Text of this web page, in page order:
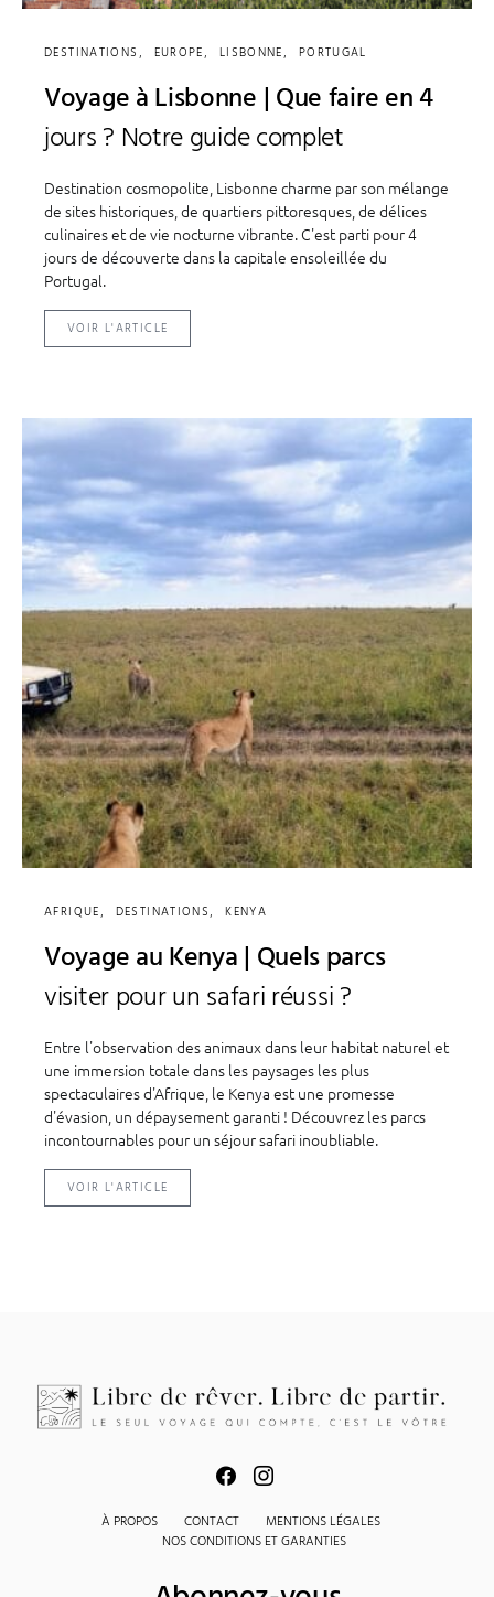
DESTINATIONS EUROPE LISBONNE PORTUGAL
Voyage à Lisbonne | Que faire en 4
jours ? Notre guide complet
Destination cosmopolite, Lisbonne charme par son mélange
de sites historiques, de quartiers pittoresques, de délices
culinaires et de vie nocturne vibrante. C'est parti pour 4
jours de découverte dans la capitale ensoleillée du
Portugal.
VOIR L'ARTICLE
AFRIQUE DESTINATIONS KENYA
Voyage au Kenya | Quels parcs
visiter pour un safari réussi ?
Entre l'observation des animaux dans leur habitat naturel et
une immersion totale dans les paysages les plus
spectaculaires d'Afrique, le Kenya est une promesse
d'évasion, un dépaysement garanti ! Découvrez les parcs
incontournables pour un séjour safari inoubliable.
VOIR L'ARTICLE
À PROPOS CONTACT
MENTIONS LÉGALES
NOS CONDITIONS ET GARANTIES